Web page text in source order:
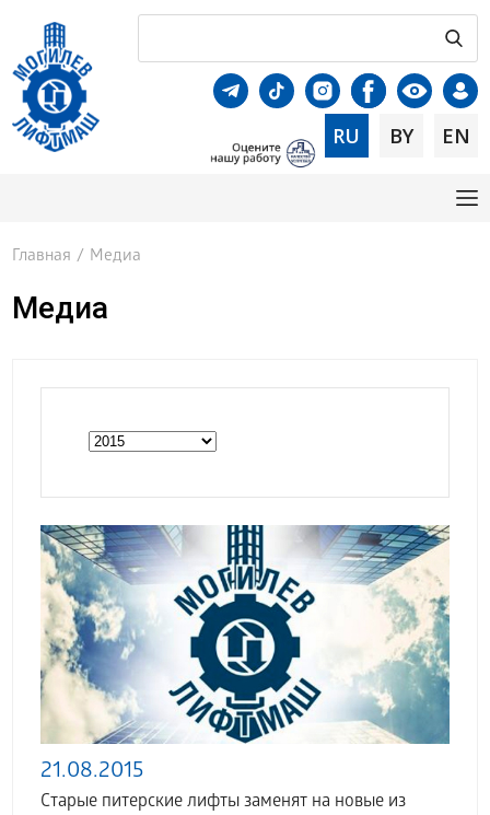
RU BY EN
Главная / Медиа
Медиа
21.08.2015
Старые питерские лифты заменят на новые из